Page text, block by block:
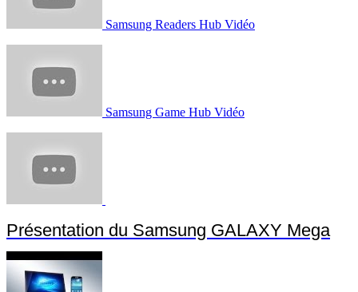
Samsung Readers Hub Vidéo
Samsung Game Hub Vidéo
Présentation du Samsung GALAXY Mega